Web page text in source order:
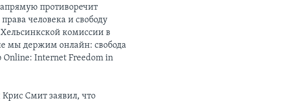
противоречит
человека и свободу
комиссии в
мы держим онлайн: свобода
Online: Internet Freedom in
Смит заявил, что